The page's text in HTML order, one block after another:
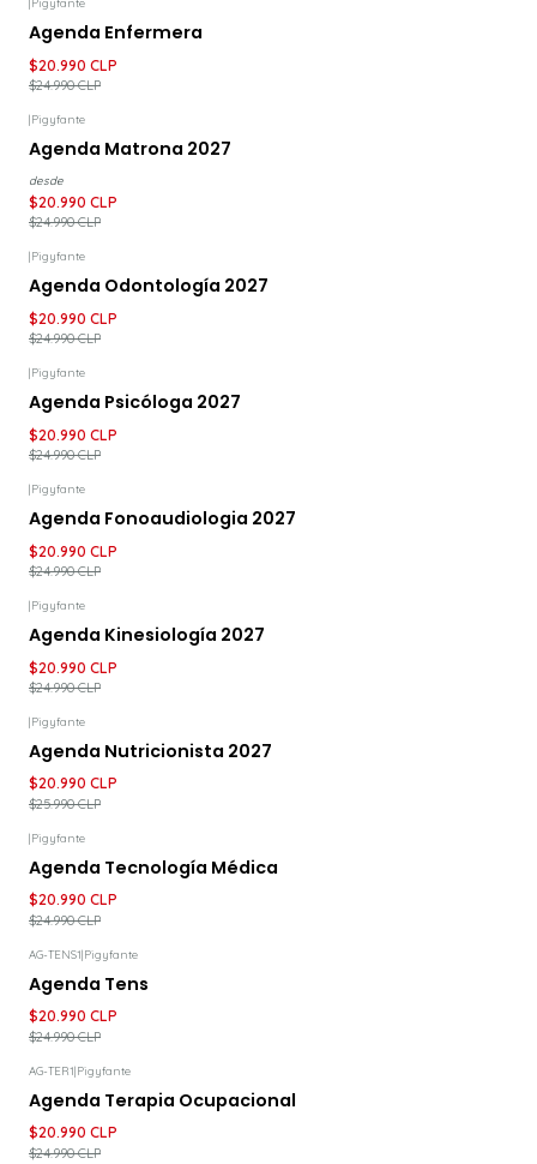
DESCUENTO
Agenda Enfermera
$20.990 CLP
$24.990 CLP
DESCUENTO
|Pigyfante
Agenda Matrona 2027
desde
$20.990 CLP
$24.990 CLP
DESCUENTO
|Pigyfante
Agenda Odontología 2027
$20.990 CLP
$24.990 CLP
DESCUENTO
|Pigyfante
Agenda Psicóloga 2027
$20.990 CLP
$24.990 CLP
DESCUENTO
|Pigyfante
Agenda Fonoaudiologia 2027
$20.990 CLP
$24.990 CLP
DESCUENTO
|Pigyfante
Agenda Kinesiología 2027
$20.990 CLP
$24.990 CLP
DESCUENTO
|Pigyfante
Agenda Nutricionista 2027
$20.990 CLP
$25.990 CLP
DESCUENTO
|Pigyfante
Agenda Tecnología Médica
$20.990 CLP
$24.990 CLP
DESCUENTO
AG-TENS1|Pigyfante
Agenda Tens
$20.990 CLP
$24.990 CLP
DESCUENTO
AG-TER1|Pigyfante
Agenda Terapia Ocupacional
$20.990 CLP
$24.990 CLP